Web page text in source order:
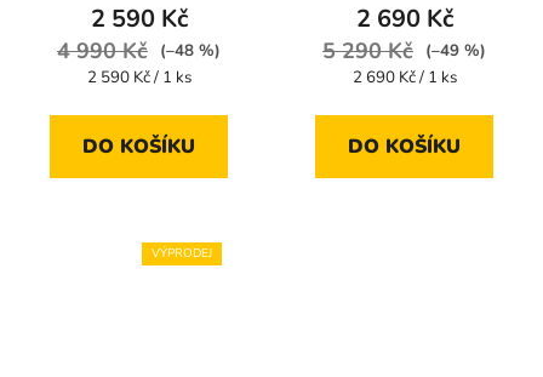
2 590 Kč
4 990 Kč
(–48 %)
Měrná
2 590 Kč / 1 ks
DO KOŠÍKU
2 690 Kč
5 290 Kč
(–49 %)
Měrná
2 690 Kč / 1 ks
DO KOŠÍKU
VÝPRODEJ